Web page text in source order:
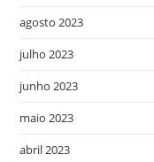
agosto 2023
julho 2023
junho 2023
maio 2023
abril 2023